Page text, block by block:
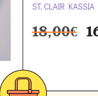
ST. CLAIR KASSIA
18,00€